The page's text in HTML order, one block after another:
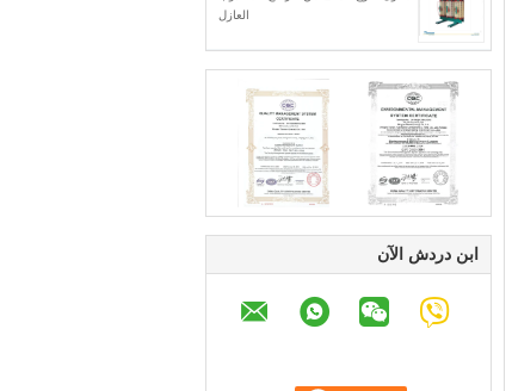
العازل
ابن دردش الآن